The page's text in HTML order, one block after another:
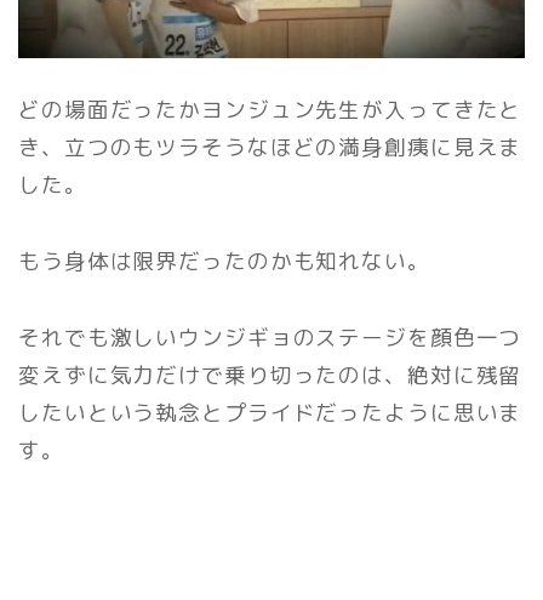
どの場面だったかヨンジュン先生が入ってきたと
き、立つのもツラそうなほどの満身創痍に見えま
した。
もう身体は限界だったのかも知れない。
それでも激しいウンジギョのステージを顔色一つ
変えずに気力だけで乗り切ったのは、絶対に残留
したいという執念とプライドだったように思いま
す。